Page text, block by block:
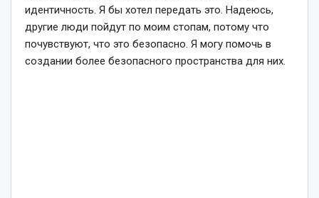
идентичность. Я бы хотел передать это. Надеюсь,
другие люди пойдут по моим стопам, потому что
почувствуют, что это безопасно. Я могу помочь в
создании более безопасного пространства для них.